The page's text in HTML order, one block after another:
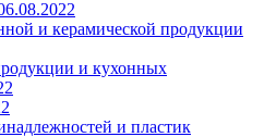
и керамической продукции
и кухонных
и пластик